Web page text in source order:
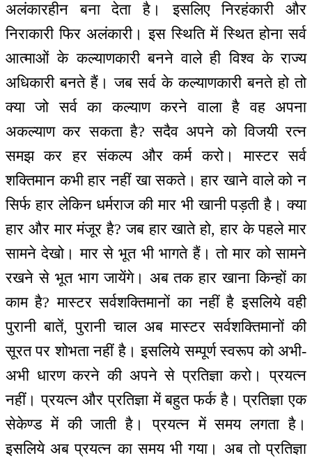
अलंकारहीन बना देता है। इसलिए निरहंकारी और
निराकारी फिर अलंकारी। इस स्थिति में स्थित होना सर्व
आत्माओं के कल्याणकारी बनने वाले ही विश्व के राज्य
अधिकारी बनते हैं। जब सर्व के कल्याणकारी बनते हो तो
क्या जो सर्व का कल्याण करने वाला है वह अपना
अकल्याण कर सकता है? सदैव अपने को विजयी रत्न
समझ कर हर संकल्प और कर्म करो। मास्टर सर्व
शक्तिमान कभी हार नहीं खा सकते। हार खाने वाले को न
सिर्फ हार लेकिन धर्मराज की मार भी खानी पड़ती है। क्या
हार और मार मंजूर है? जब हार खाते हो, हार के पहले मार
सामने देखो। मार से भूत भी भागते हैं। तो मार को सामने
रखने से भूत भाग जायेंगे। अब तक हार खाना किन्हों का
काम है? मास्टर सर्वशक्तिमानों का नहीं है इसलिये वही
पुरानी बातें, पुरानी चाल अब मास्टर सर्वशक्तिमानों की
सूरत पर शोभता नहीं है। इसलिये सम्पूर्ण स्वरूप को अभी-
अभी धारण करने की अपने से प्रतिज्ञा करो। प्रयत्न
नहीं। प्रयत्न और प्रतिज्ञा में बहुत फर्क है। प्रतिज्ञा एक
सेकेण्ड में की जाती है। प्रयत्न में समय लगता है।
इसलिये अब प्रयत्न का समय भी गया। अब तो प्रतिज्ञा